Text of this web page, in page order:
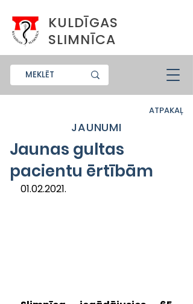
KULDĪGAS
SLIMNĪCA
ATPAKAĻ
JAUNUMI
Jaunas gultas
pacientu ērtībām
01.02.2021.